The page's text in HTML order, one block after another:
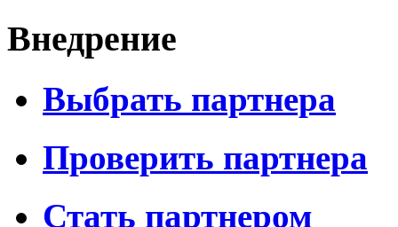
Внедрение
Выбрать партнера
Проверить партнера
Стать партнером